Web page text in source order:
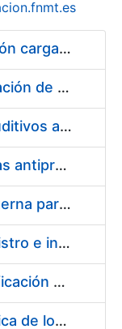
Pliego condiciones optimización cargas compras firmado
Acuerdo marco para la fabricación de piezas
Suministro de Protectores Auditivos a medida para las personas trabajadoras de los Centros de Trabajo de Madrid y Burgos
Suministro de gafas graduadas antiproyecciones para los trabajadores de la FNMT-RCM en los centros de trabajo de Madrid y Burgos
Servicios de una empresa externa para el asesoramiento y resolución de los recursos de alzada que se presentan relacionados con procesos de selección para la FNMT-RCM
Acuerdo marco para el suministro e instalación de persianas, estores y otros complementos
Servicio de Calibración y Verificación Externa de los Equipos de Medición del Servicio de Prevención de la FNMT-RCM
Conexión mediante Fibra Óptica de los Centros de Proceso de Datos (CPDs) de las sedes de la FNMT-RCM de Burgos y Madrid